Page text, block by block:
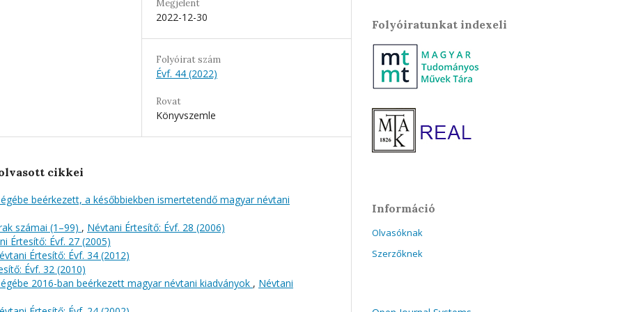
Megjelent
2022-12-30
Folyóirat szám
Évf. 44 (2022)
Rovat
Könyvszemle
cikkei
beérkezett, a későbbiekben ismertetendő magyar névtani
számai (1–99) , Névtani Értesítő: Évf. 28 (2006)
Értesítő: Évf. 27 (2005)
Értesítő: Évf. 34 (2012)
Évf. 32 (2010)
2016-ban beérkezett magyar névtani kiadványok , Névtani
Folyóiratunkat indexeli
Információ
Olvasóknak
Szerzőknek